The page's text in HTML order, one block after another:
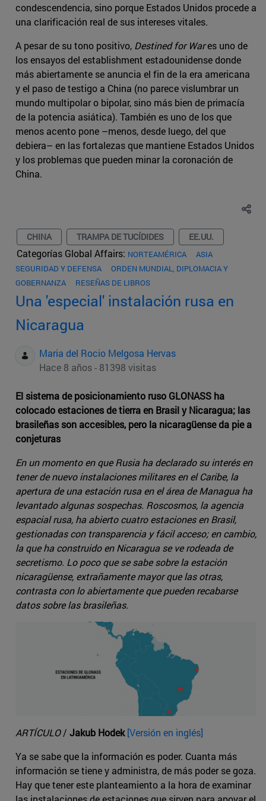
condescendencia, sino porque Estados Unidos procede a
una clarificación real de sus intereses vitales.
A pesar de su tono positivo, Destined for Wares uno de
los ensayos del establishment estadounidense donde
más abiertamente se anuncia el fin de la era americana
y el paso de testigo a China (no parece vislumbrar un
mundo multipolar o bipolar, sino más bien de primacía
de la potencia asiática). También es uno de los que
menos acento pone –menos, desde luego, del que
debiera– en las fortalezas que mantiene Estados Unidos
y los problemas que pueden minar la coronación de
China.
CHINA TRAMPA DE TUCÍDIDES EE.UU.
Categorías Global Affairs: NORTEAMÉRICA
ASIA
SEGURIDAD Y DEFENSA
ORDEN MUNDIAL, DIPLOMACIA Y
GOBERNANZA
RESEÑAS DE LIBROS
Una 'especial' instalación rusa en
Nicaragua
Maria del Rocio Melgosa Hervas
Hace 8 años - 81398 visitas
El sistema de posicionamiento ruso GLONASS ha
colocado estaciones de tierra en Brasil y Nicaragua; las
brasileñas son accesibles, pero la nicaragüense da pie a
conjeturas
En un momento en que Rusia ha declarado su interés en
tener de nuevo instalaciones militares en el Caribe, la
apertura de una estación rusa en el área de Managua ha
levantado algunas sospechas. Roscosmos, la agencia
espacial rusa, ha abierto cuatro estaciones en Brasil,
gestionadas con transparencia y fácil acceso; en cambio,
la que ha construido en Nicaragua se ve rodeada de
secretismo. Lo poco que se sabe sobre la estación
nicaragüense, extrañamente mayor que las otras,
contrasta con lo abiertamente que pueden recabarse
datos sobre las brasileñas.
ARTÍCULO/ Jakub Hodek[Versión en inglés]
Ya se sabe que la información es poder. Cuanta más
información se tiene y administra, de más poder se goza.
Hay que tener este planteamiento a la hora de examinar